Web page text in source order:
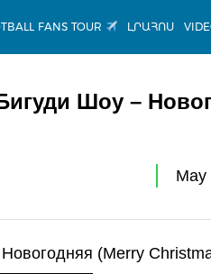
FANS TOUR ԼՐԱՀՈՍ
Шоу –
May
(Merry